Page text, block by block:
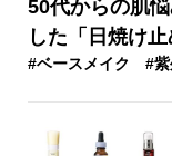
50代からの肌
した「日焼け
#ベースメイク #